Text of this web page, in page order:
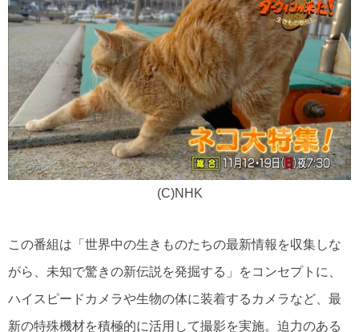
(C)NHK
この番組は「世界中の生きものたちの最新情報を収集しな
がら、未知で驚きの新伝説を発掘する」をコンセプトに、
ハイスピードカメラや生物の体に装着するカメラなど、最
新の特殊機材を積極的に活用して撮影を実施。迫力のある